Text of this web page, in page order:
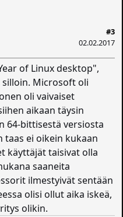
#3
02.02.2017
of Linux desktop",
Microsoft oli
oli vaivaiset
aikaan täysin
64-bittisestä versiosta
taas ei oikein kukaan
käyttäjät taisivat olla
saaneita
ilmestyivät sentään
olisi ollut aika iskeä,
olikin.